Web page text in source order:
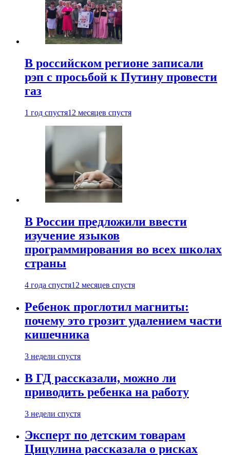
В российском регионе записали
рэп с просьбой к Путину провести
газ
1 год спустя12 месяцев спустя
В России предложили ввести
изучение языков
программирования во всех школах
страны
4 года спустя12 месяцев спустя
Ребенок проглотил магниты:
почему это грозит удалением части
кишечника
3 недели спустя
В ГД рассказали, можно ли
приводить ребенка на работу
3 недели спустя
Эксперт по детским товарам
Цицулина рассказала о рисках